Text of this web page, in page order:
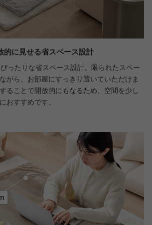
的に見せる省スペース設計
ったりな省スペース設計。限られたスペー
がら、お部屋にすっきり置いていただけま
ることで開放的にもなるため、空間を少し
おすすめです。